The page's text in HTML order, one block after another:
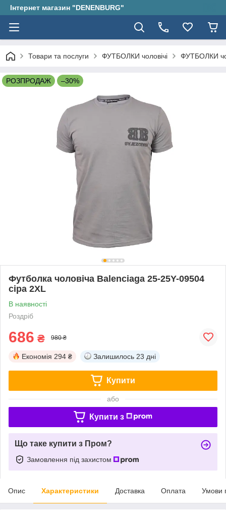
Інтернет магазин "DENENBURG"
Товари та послуги ФУТБОЛКИ чоловічі ФУТБОЛКИ
РОЗПРОДАЖ –30%
Футболка чоловіча Balenciaga 25-25Y-09504
сіра 2XL
В наявності
Роздріб
686 ₴ 980 ₴
Економія 294 ₴ Залишилось 23 дні
Купити
або
Купити з
Що таке купити з Пром?
Замовлення під захистом
Опис Характеристики Доставка Оплата Умови